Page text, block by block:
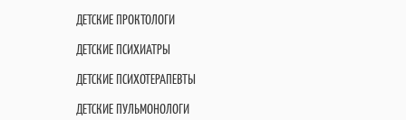
ДЕТСКИЕ ПРОКТОЛОГИ
ДЕТСКИЕ ПСИХИАТРЫ
ДЕТСКИЕ ПСИХОТЕРАПЕВТЫ
ДЕТСКИЕ ПУЛЬМОНОЛОГИ